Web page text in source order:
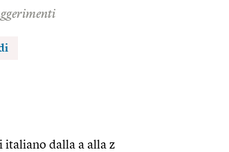
italiano dalla a alla z